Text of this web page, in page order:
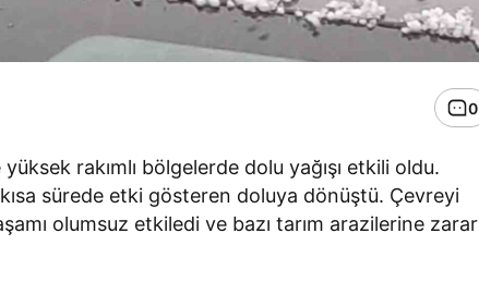
0
rakımlı bölgelerde dolu yağışı etkili oldu.
sürede etki gösteren doluya dönüştü. Çevreyi
olumsuz etkiledi ve bazı tarım arazilerine zarar